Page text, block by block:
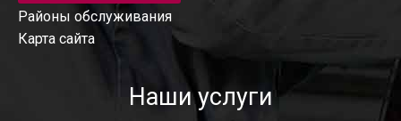
Районы обслуживания
Карта сайта
Наши услуги